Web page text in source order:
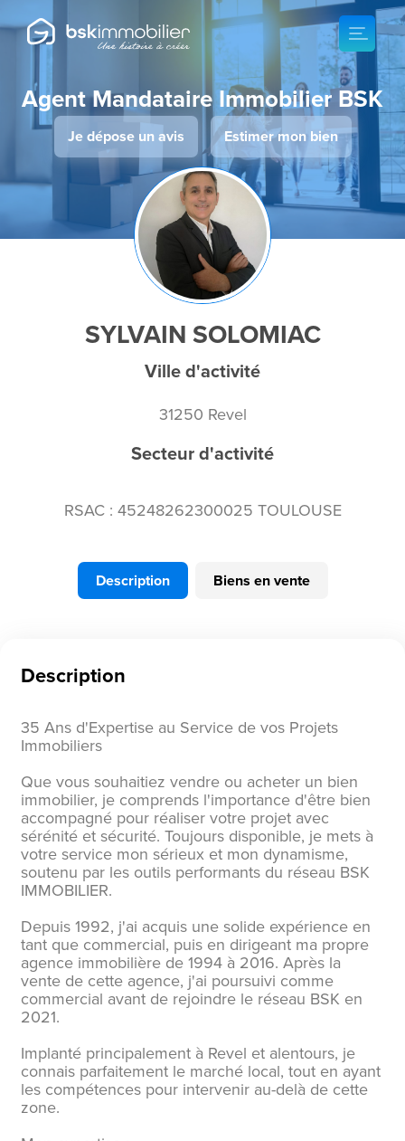
Agent Mandataire Immobilier BSK
Je dépose un avis Estimer mon bien
SYLVAIN SOLOMIAC
Ville d'activité
31250 Revel
Secteur d'activité
RSAC : 45248262300025 TOULOUSE
Description Biens en vente
Description
35 Ans d'Expertise au Service de vos Projets
Immobiliers
Que vous souhaitiez vendre ou acheter un bien
immobilier, je comprends l'importance d'être bien
accompagné pour réaliser votre projet avec
sérénité et sécurité. Toujours disponible, je mets à
votre service mon sérieux et mon dynamisme,
soutenu par les outils performants du réseau BSK
IMMOBILIER.
Depuis 1992, j'ai acquis une solide expérience en
tant que commercial, puis en dirigeant ma propre
agence immobilière de 1994 à 2016. Après la
vente de cette agence, j'ai poursuivi comme
commercial avant de rejoindre le réseau BSK en
2021.
Implanté principalement à Revel et alentours, je
connais parfaitement le marché local, tout en ayant
les compétences pour intervenir au-delà de cette
zone.